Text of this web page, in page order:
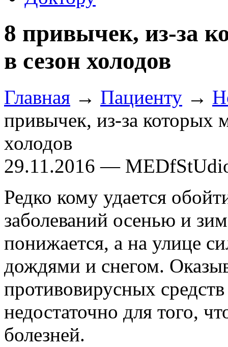
8 привычек, из-за
в сезон холодов
Главная → Пациенту →
привычек, из-за которых
холодов
29.11.2016 —
Редко кому удается
заболеваний осенью и
понижается, а на улице
дождями и снегом.
противовирусных
недостаточно для того,
болезней.